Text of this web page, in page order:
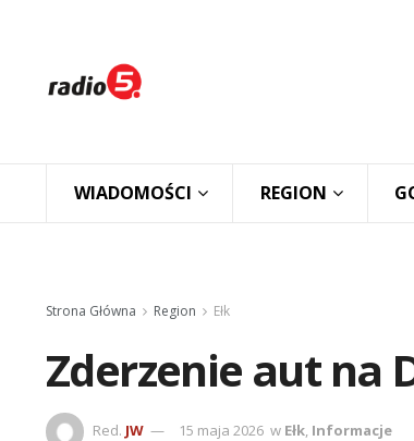
WIADOMOŚCI REGION
Strona Główna Region Ełk
Zderzenie aut na
Red. JW 15 maja 2026 w Ełk, Informacje